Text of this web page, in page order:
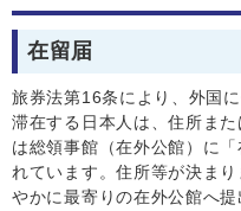
在留届
旅券法第16条により、外国
滞在する日本人は、住所ま
は総領事館（在外公館）に
れています。住所等が決ま
やかに最寄りの在外公館へ